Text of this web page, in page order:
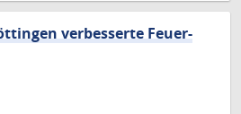
verbesserte Feuer-